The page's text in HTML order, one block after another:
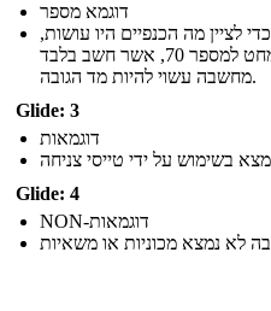
דוגמא מספר
לציין מה הכנפיים היו עושות,
להטות או הזז, וחיוג אחד עם הצבעת מחט למספר 70, אשר חשב בלבד
מחשבה עשוי להיות מד הגובה.
Glide: 3
דוגמאות
Glide: 4
NON-דוגמאות